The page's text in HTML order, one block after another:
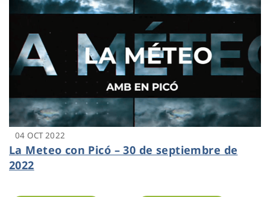
04 OCT 2022
La Meteo con Picó – 30 de septiembre de
2022